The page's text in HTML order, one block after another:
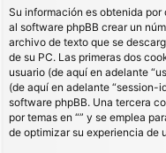
Su información es obtenida por
al software phpBB crear un
archivo de texto que se
de su PC. Las primeras dos
usuario (de aquí en adelante
(de aquí en adelante “session-
software phpBB. Una tercera
por temas en “” y se emplea
de optimizar su experiencia de